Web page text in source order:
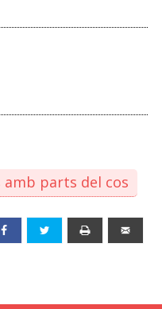
parts del cos
Facebook Twitter